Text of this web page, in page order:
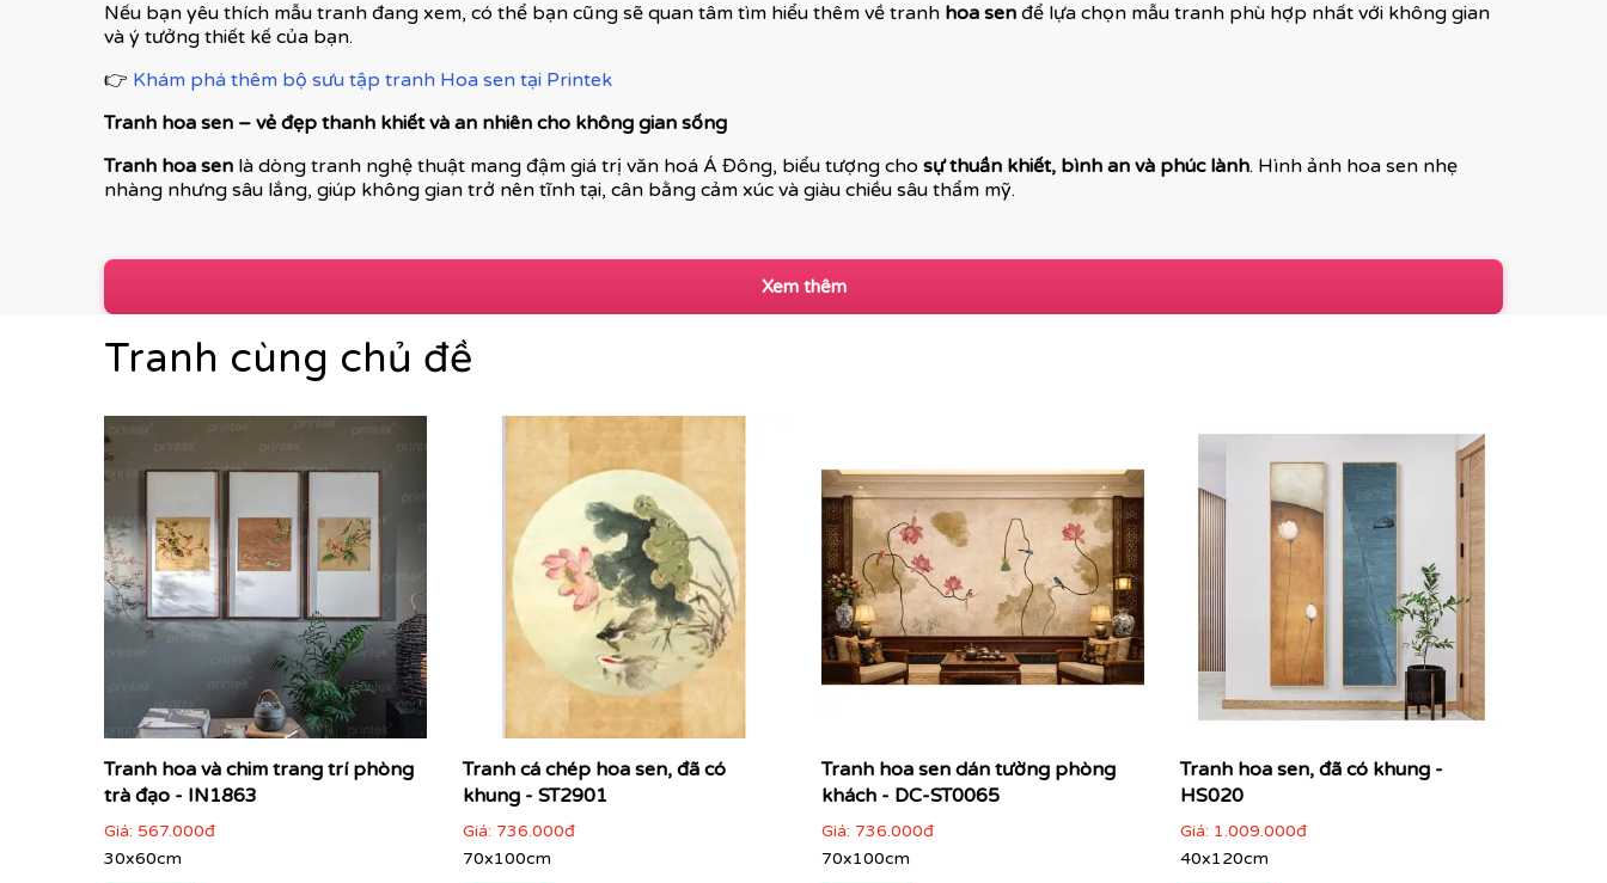
Nếu bạn yêu thích mẫu tranh đang xem, có thể bạn cũng sẽ quan tâm tìm hiểu thêm về tranh hoa sen để lựa chọn mẫu tranh phù hợp nhất với không gian
và ý tưởng thiết kế của bạn.
👉 Khám phá thêm bộ sưu tập tranh Hoa sen tại Printek
Tranh hoa sen – vẻ đẹp thanh khiết và an nhiên cho không gian sống
Tranh hoa sen là dòng tranh nghệ thuật mang đậm giá trị văn hoá Á Đông, biểu tượng cho sự thuần khiết, bình an và phúc lành. Hình ảnh hoa sen nhẹ
nhàng nhưng sâu lắng, giúp không gian trở nên tĩnh tại, cân bằng cảm xúc và giàu chiều sâu thẩm mỹ.
Xem thêm
Tranh cùng chủ đề
Tranh hoa và chim trang trí phòng
trà đạo - IN1863
Giá: 567.000đ
30x60cm
Tranh cá chép hoa sen, đã có
khung - ST2901
Giá: 736.000đ
70x100cm
Tranh hoa sen dán tường phòng
khách - DC-ST0065
Giá: 736.000đ
70x100cm
Tranh hoa sen, đã có khung -
HS020
Giá: 1.009.000đ
40x120cm